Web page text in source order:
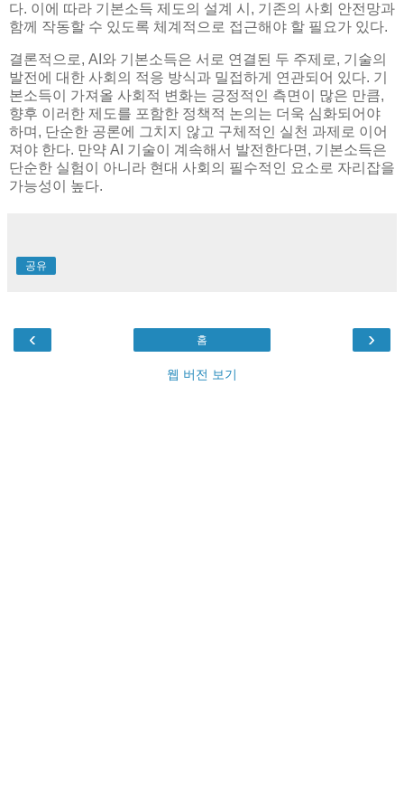
다. 이에 따라 기본소득 제도의 설계 시, 기존의 사회 안전망과
함께 작동할 수 있도록 체계적으로 접근해야 할 필요가 있다.
결론적으로, AI와 기본소득은 서로 연결된 두 주제로, 기술의
발전에 대한 사회의 적응 방식과 밀접하게 연관되어 있다. 기
본소득이 가져올 사회적 변화는 긍정적인 측면이 많은 만큼,
향후 이러한 제도를 포함한 정책적 논의는 더욱 심화되어야
하며, 단순한 공론에 그치지 않고 구체적인 실천 과제로 이어
져야 한다. 만약 AI 기술이 계속해서 발전한다면, 기본소득은
단순한 실험이 아니라 현대 사회의 필수적인 요소로 자리잡을
가능성이 높다.
공유
‹ ›
홈
웹 버전 보기